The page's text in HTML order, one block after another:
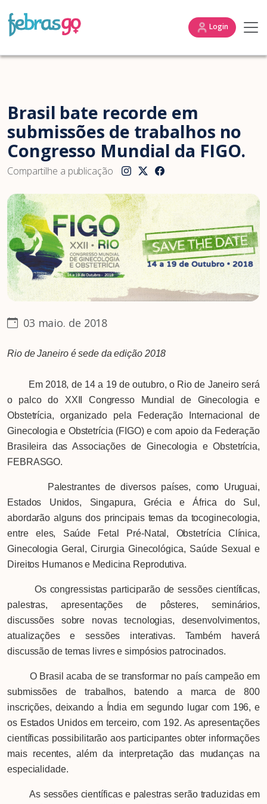
Login
Brasil bate recorde em
submissões de trabalhos no
Congresso Mundial da FIGO.
Compartilhe a publicação
03 maio. de 2018
Rio de Janeiro é sede da edição 2018
Em 2018, de 14 a 19 de outubro, o Rio de Janeiro será
o palco do XXII Congresso Mundial de Ginecologia e
Obstetrícia, organizado pela Federação Internacional de
Ginecologia e Obstetrícia (FIGO) e com apoio da Federação
Brasileira das Associações de Ginecologia e Obstetrícia,
FEBRASGO.
Palestrantes de diversos países, como Uruguai,
Estados Unidos, Singapura, Grécia e África do Sul,
abordarão alguns dos principais temas da tocoginecologia,
entre eles, Saúde Fetal Pré-Natal, Obstetrícia Clínica,
Ginecologia Geral, Cirurgia Ginecológica, Saúde Sexual e
Direitos Humanos e Medicina Reprodutiva.
Os congressistas participarão de sessões científicas,
palestras, apresentações de pôsteres, seminários,
discussões sobre novas tecnologias, desenvolvimentos,
atualizações e sessões interativas. Também haverá
discussão de temas livres e simpósios patrocinados.
O Brasil acaba de se transformar no país campeão em
submissões de trabalhos, batendo a marca de 800
inscrições, deixando a Índia em segundo lugar com 196, e
os Estados Unidos em terceiro, com 192. As apresentações
científicas possibilitarão aos participantes obter informações
mais recentes, além da interpretação das mudanças na
especialidade.
As sessões científicas e palestras serão traduzidas em